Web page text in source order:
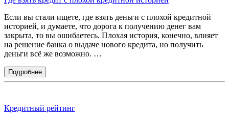
Если вы стали ищете, где взять деньги с плохой кредитной
историей, и думаете, что дорога к получению денег вам
закрыта, то вы ошибаетесь. Плохая история, конечно, влияет
на решение банка о выдаче нового кредита, но получить
деньги всё же возможно. …
Кредитный рейтинг